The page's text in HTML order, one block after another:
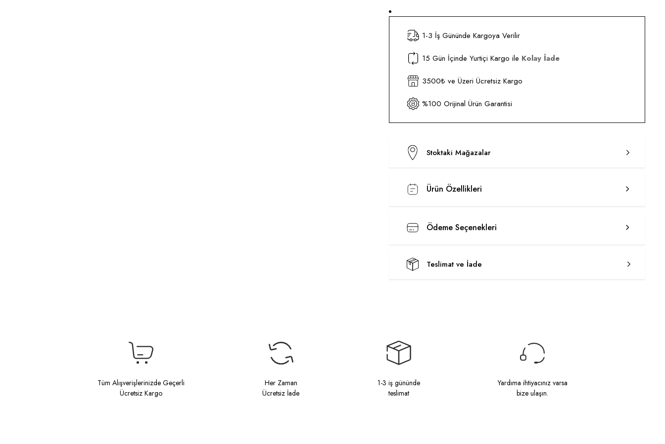
1-3 İş Gününde Kargoya Verilir
15 Gün İçinde Yurtiçi Kargo ile Kolay İade
3500₺ ve Üzeri Ücretsiz Kargo
%100 Orijinal Ürün Garantisi
Stoktaki Mağazalar
Ürün Özellikleri
Ödeme Seçenekleri
Teslimat ve İade
Tüm Alışverişlerinizde Geçerli
Ücretsiz Kargo
Her Zaman
Ücretsiz İade
1-3 iş gününde
teslimat
Yardıma ihtiyacınız varsa
bize ulaşın.